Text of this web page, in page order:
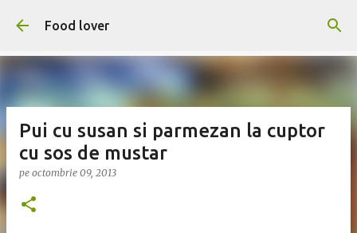
Treceți la conținutul principal
Food lover
Pui cu susan si parmezan la cuptor
cu sos de mustar
pe octombrie 09, 2013